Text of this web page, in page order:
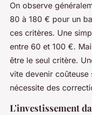
On observe
80 à 180 € pour un
ces critères. Une
entre 60 et 100 €.
être le seul critère.
vite devenir
nécessite des
L'investissement